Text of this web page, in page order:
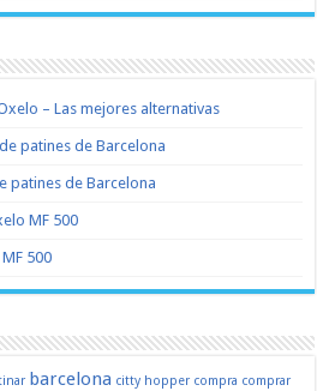
– Las mejores alternativas
patines de Barcelona
patines de Barcelona
MF 500
500
barcelona citty hopper compra comprar